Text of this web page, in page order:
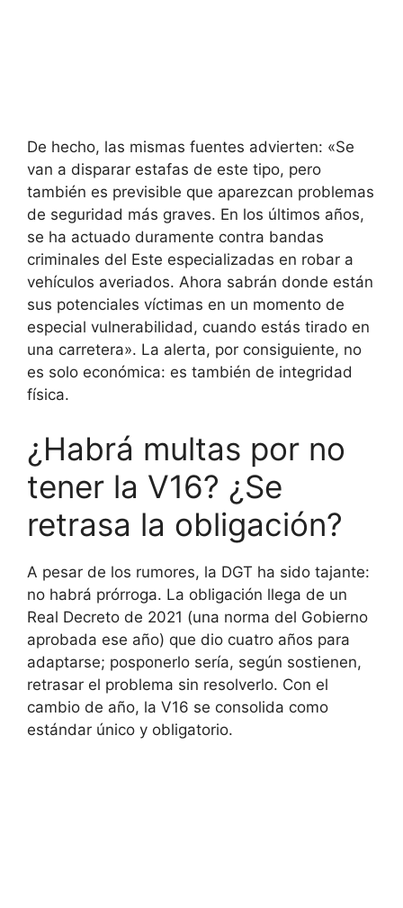
De hecho, las mismas fuentes advierten: «Se
van a disparar estafas de este tipo, pero
también es previsible que aparezcan problemas
de seguridad más graves. En los últimos años,
se ha actuado duramente contra bandas
criminales del Este especializadas en robar a
vehículos averiados. Ahora sabrán donde están
sus potenciales víctimas en un momento de
especial vulnerabilidad, cuando estás tirado en
una carretera». La alerta, por consiguiente, no
es solo económica: es también de integridad
física.
¿Habrá multas por no
tener la V16? ¿Se
retrasa la obligación?
A pesar de los rumores, la DGT ha sido tajante:
no habrá prórroga. La obligación llega de un
Real Decreto de 2021 (una norma del Gobierno
aprobada ese año) que dio cuatro años para
adaptarse; posponerlo sería, según sostienen,
retrasar el problema sin resolverlo. Con el
cambio de año, la V16 se consolida como
estándar único y obligatorio.